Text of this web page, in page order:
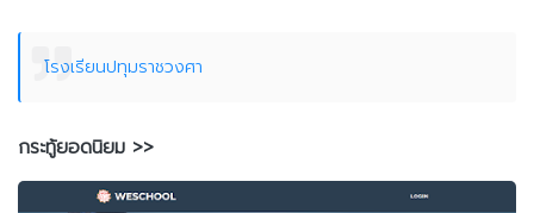
โรงเรียนปทุมราชวงศา
กระทู้ยอดนิยม >>